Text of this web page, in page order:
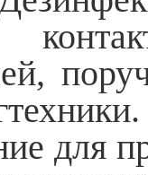
для